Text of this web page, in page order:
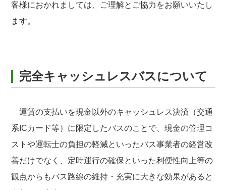
客様におかれましては、ご理解とご協力をお願いいたし
ます。
完全キャッシュレスバスについて
運賃の支払いを現金以外のキャッシュレス決済（交通
系ICカード等）に限定したバスのことで、現金の管理コ
ストや運転士の負担の軽減といったバス事業者の経営改
善だけでなく、定時運行の確保といった利便性向上等の
観点からもバス路線の維持・充実に大きな効果があると